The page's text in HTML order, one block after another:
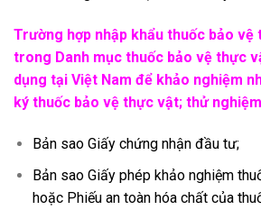
Trường hợp nhập khẩu thuốc bảo
trong Danh mục thuốc bảo vệ thực
dụng tại Việt Nam để khảo nghiệm
ký thuốc bảo vệ thực vật; thử
Bản sao Giấy chứng nhận đầu tư;
Bản sao Giấy phép khảo nghiệm
hoặc Phiếu an toàn hóa chất của